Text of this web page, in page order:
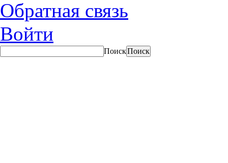
Обратная связь
Войти
Поиск